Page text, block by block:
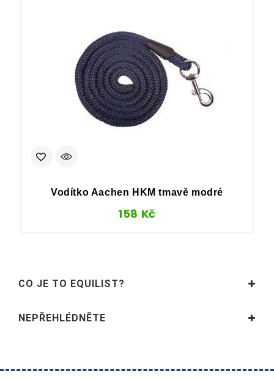
Vodítko Aachen HKM tmavě modré
158 Kč
CO JE TO EQUILIST?
NEPŘEHLÉDNĚTE